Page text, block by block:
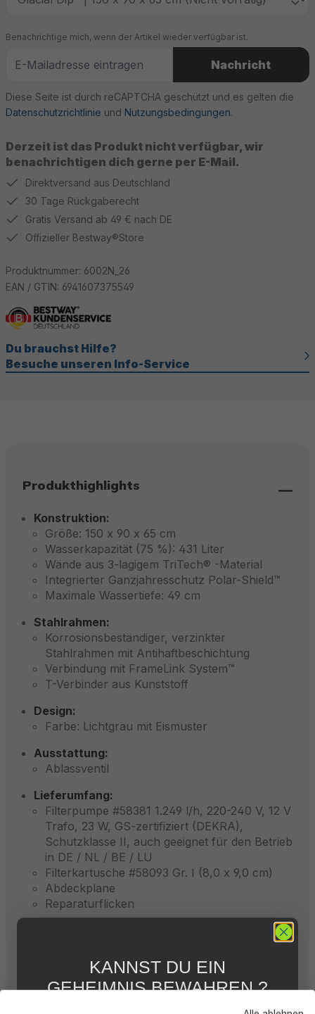
Derzeit ist das Produkt nicht verfügbar, wir
benachrichtigen dich gerne per E-Mail.
Benachrichtige mich, wenn der Artikel wieder verfügbar ist.
Nachricht
Diese Seite ist durch reCAPTCHA geschützt und es gelten die
Datenschutzrichtlinie und Nutzungsbedingungen.
Direktversand aus Deutschland
30 Tage Rückgaberecht
Gratis Versand ab 49 € nach DE
Offizieller Bestway®Store
Produktnummer: 6002N_26
EAN / GTIN: 6941607375549
Du brauchst Hilfe?
Besuche unseren Info-Service
Produkthighlights
Konstruktion:
Größe: 150 x 90 x 65 cm
Wasserkapazität (75 %): 431 Liter
Wände aus 3-lagigem TriTech® -Material
Integrierter Ganzjahresschutz Polar-Shield™
Maximale Wassertiefe: 49 cm
Stahlrahmen:
Korrosionsbeständiger, verzinkter
Stahlrahmen mit Antihaftbeschichtung
Verbindung mit FrameLink System™
T-Verbinder aus Kunststoff
Design:
Farbe: Lichtgrau mit Eismuster
Ausstattung:
Ablassventil
Lieferumfang:
Filterpumpe #58381 1.249 l/h, 220-240 V, 12 V
Trafo, 23 W, GS-zertifiziert (DEKRA),
Schutzklasse II, auch geeignet für den Betrieb
in DE / NL / BE / LU
Filterkartusche #58093 Gr. I (8,0 x 9,0 cm)
Abdeckplane
Reparaturflicken
KANNST DU EIN
GEHEIMNIS BEWAHREN ?